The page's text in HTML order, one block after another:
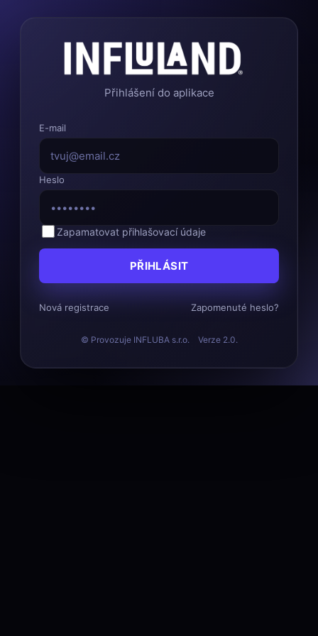
Přihlášení do aplikace
E-mail
Heslo
Zapamatovat přihlašovací údaje
PŘIHLÁSIT
Nová registrace Zapomenuté heslo?
© Provozuje INFLUBA s.r.o. Verze 2.0.